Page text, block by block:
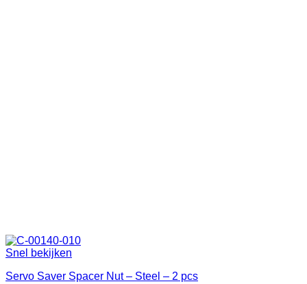
Snel bekijken
Servo Saver Spacer Nut – Steel – 2 pcs